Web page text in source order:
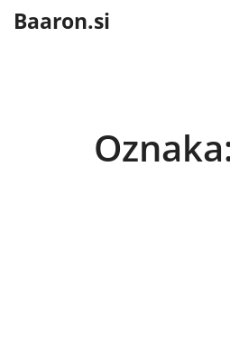
Baaron.si